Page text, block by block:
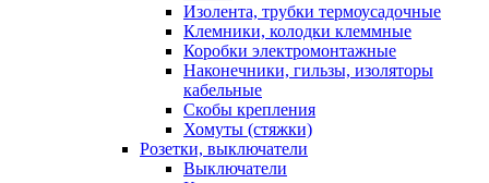
Изолента, трубки термоусадочные
Клемники, колодки клеммные
Коробки электромонтажные
Наконечники, гильзы, изоляторы
кабельные
Скобы крепления
Хомуты (стяжки)
Розетки, выключатели
Выключатели